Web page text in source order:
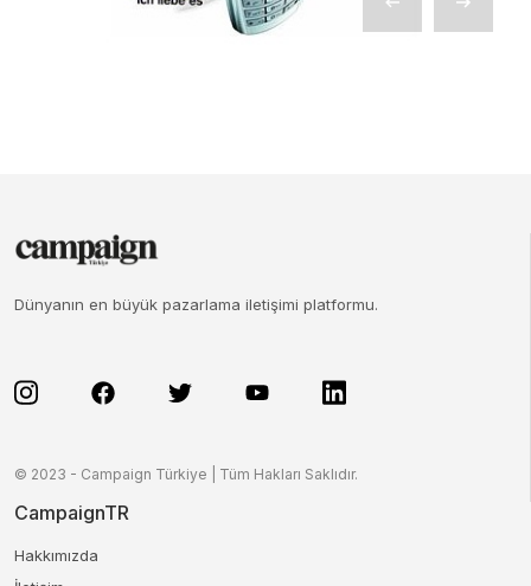
Dünyanın en büyük pazarlama iletişimi platformu.
© 2023 - Campaign Türkiye | Tüm Hakları Saklıdır.
CampaignTR
Hakkımızda